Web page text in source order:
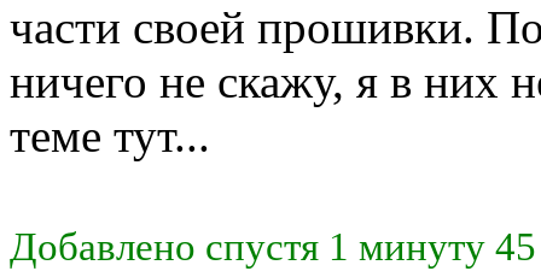
части своей прошивки.
ничего не скажу, я в них
теме тут...
Добавлено спустя 1 минуту